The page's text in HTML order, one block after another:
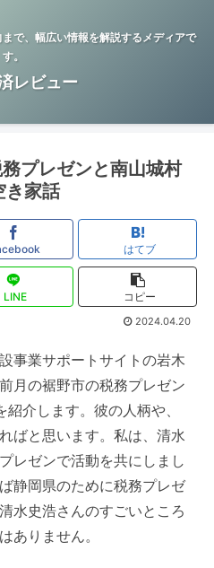
で、幅広い情報を解説するメディアで
す。
レビュー
プレゼンと南山城村
き家話
はてブ
LINE コピー
2024.04.20
事業サポートサイトの岩木
月の裾野市の税務プレゼン
介します。彼の人柄や、
ばと思います。私は、清水
レゼンで活動を共にしまし
静岡県のために税務プレゼ
水史浩さんのすごいところ
ありません。